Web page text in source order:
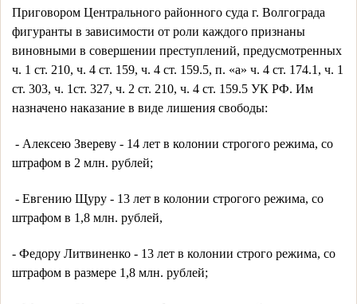
Приговором Центрального районного суда г. Волгограда
фигуранты в зависимости от роли каждого признаны
виновными в совершении преступлений, предусмотренных
ч. 1 ст. 210, ч. 4 ст. 159, ч. 4 ст. 159.5, п. «а» ч. 4 ст. 174.1, ч. 1
ст. 303, ч. 1ст. 327, ч. 2 ст. 210, ч. 4 ст. 159.5 УК РФ. Им
назначено наказание в виде лишения свободы:
штрафом в 2 млн. рублей;
штрафом в 1,8 млн. рублей,
- Федору Литвиненко - 13 лет в колонии строго режима, со
штрафом в размере 1,8 млн. рублей;